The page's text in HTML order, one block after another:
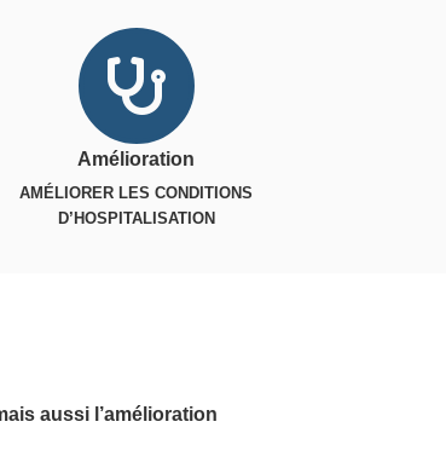
Amélioration
AMÉLIORER LES CONDITIONS
D’HOSPITALISATION
aussi l’amélioration